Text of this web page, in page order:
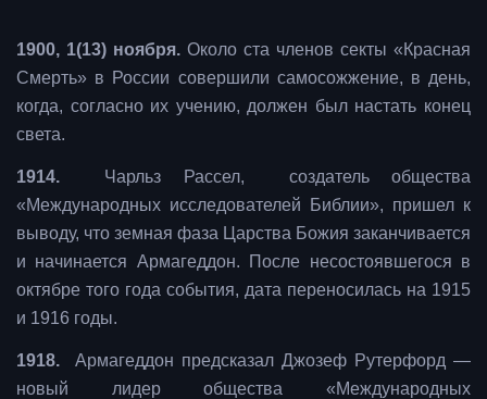
1900, 1(13) ноября. Около ста членов секты «Красная
Смерть» в России совершили самосожжение, в день,
когда, согласно их учению, должен был настать конец
света.
1914. Чарльз Рассел, создатель общества
«Международных исследователей Библии», пришел к
выводу, что земная фаза Царства Божия заканчивается
и начинается Армагеддон. После несостоявшегося в
октябре того года события, дата переносилась на 1915
и 1916 годы.
1918. Армагеддон предсказал Джозеф Рутерфорд —
новый лидер общества «Международных